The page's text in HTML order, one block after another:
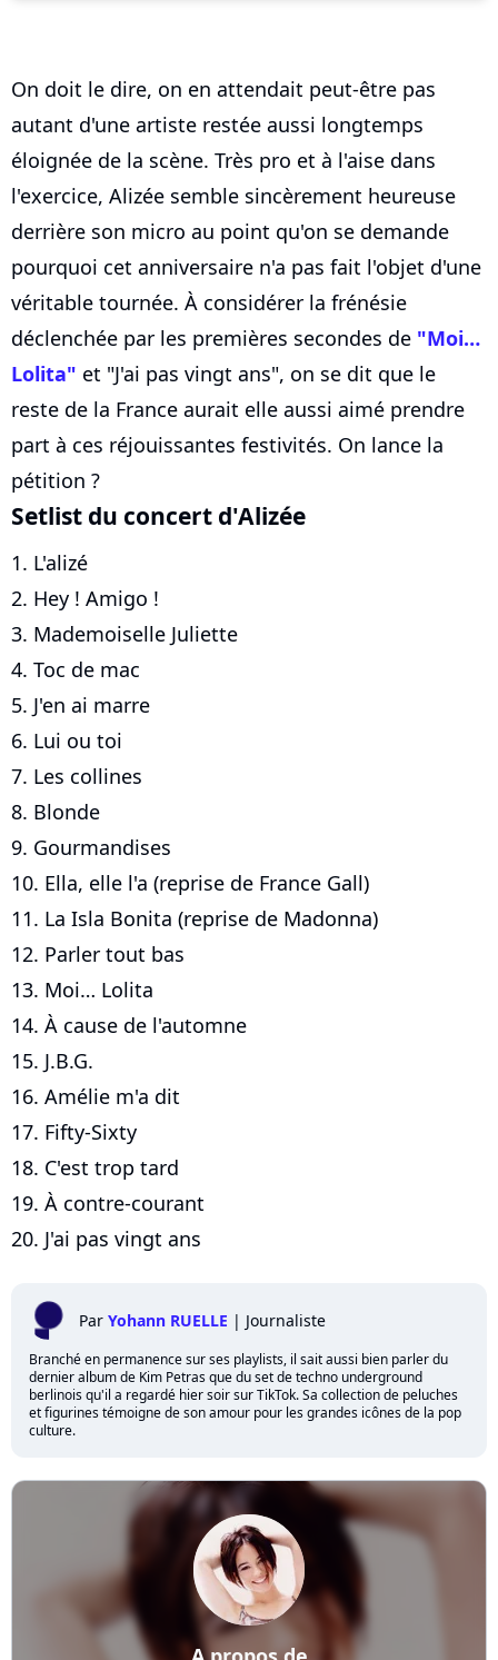
On doit le dire, on en attendait peut-être pas
autant d'une artiste restée aussi longtemps
éloignée de la scène. Très pro et à l'aise dans
l'exercice, Alizée semble sincèrement heureuse
derrière son micro au point qu'on se demande
pourquoi cet anniversaire n'a pas fait l'objet d'une
véritable tournée. À considérer la frénésie
déclenchée par les premières secondes de "Moi…
Lolita" et "J'ai pas vingt ans", on se dit que le
reste de la France aurait elle aussi aimé prendre
part à ces réjouissantes festivités. On lance la
pétition ?
Setlist du concert d'Alizée
1. L'alizé
2. Hey ! Amigo !
3. Mademoiselle Juliette
4. Toc de mac
5. J'en ai marre
6. Lui ou toi
7. Les collines
8. Blonde
9. Gourmandises
10. Ella, elle l'a (reprise de France Gall)
11. La Isla Bonita (reprise de Madonna)
12. Parler tout bas
13. Moi… Lolita
14. À cause de l'automne
15. J.B.G.
16. Amélie m'a dit
17. Fifty-Sixty
18. C'est trop tard
19. À contre‐courant
20. J'ai pas vingt ans
Par Yohann RUELLE | Journaliste
Branché en permanence sur ses playlists, il sait aussi bien parler du
dernier album de Kim Petras que du set de techno underground
berlinois qu'il a regardé hier soir sur TikTok. Sa collection de peluches
et figurines témoigne de son amour pour les grandes icônes de la pop
culture.